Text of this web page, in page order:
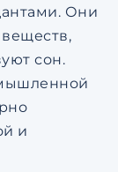
Они
сон.
и